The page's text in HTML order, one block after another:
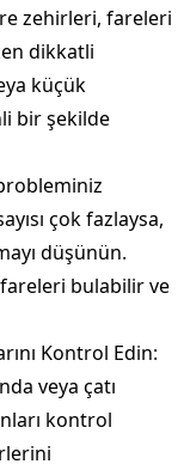
zehirleri, fareleri
dikkatli
küçük
bir şekilde
çok fazlaysa,
düşünün.
bulabilir ve
Kontrol Edin:
veya çatı
kontrol